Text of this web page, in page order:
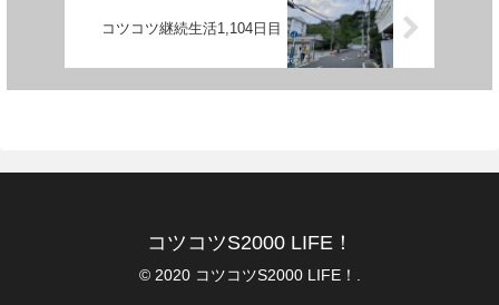
コツコツ継続生活1,104日目
コツコツS2000 LIFE！
© 2020 コツコツS2000 LIFE！.